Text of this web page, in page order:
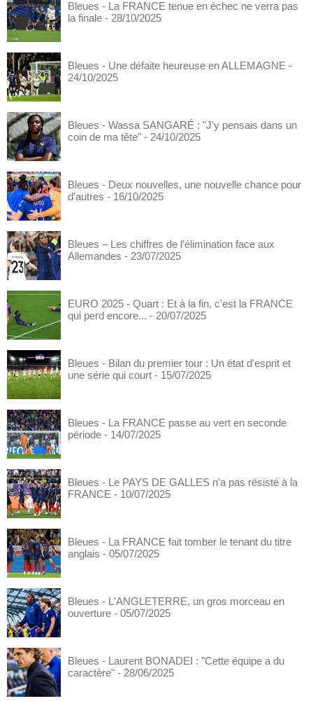
Bleues - La FRANCE tenue en échec ne verra pas
la finale - 28/10/2025
Bleues - Une défaite heureuse en ALLEMAGNE -
24/10/2025
Bleues - Wassa SANGARÉ : "J'y pensais dans un
coin de ma tête" - 24/10/2025
Bleues - Deux nouvelles, une nouvelle chance pour
d'autres - 16/10/2025
Bleues – Les chiffres de l’élimination face aux
Allemandes - 23/07/2025
EURO 2025 - Quart : Et à la fin, c'est la FRANCE
qui perd encore... - 20/07/2025
Bleues - Bilan du premier tour : Un état d'esprit et
une série qui court - 15/07/2025
Bleues - La FRANCE passe au vert en seconde
période - 14/07/2025
Bleues - Le PAYS DE GALLES n'a pas résisté à la
FRANCE - 10/07/2025
Bleues - La FRANCE fait tomber le tenant du titre
anglais - 05/07/2025
Bleues - L'ANGLETERRE, un gros morceau en
ouverture - 05/07/2025
Bleues - Laurent BONADEI : "Cette équipe a du
caractère" - 28/06/2025